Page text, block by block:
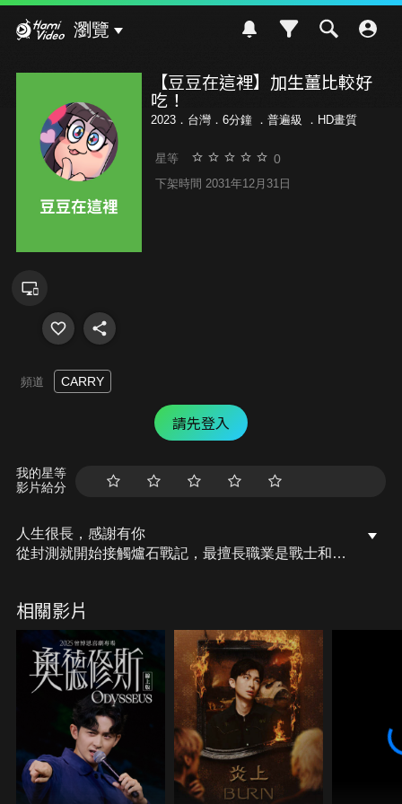
瀏覽
【豆豆在這裡】加生薑比較好
吃！
2023．台灣．6分鐘 ． 普遍級 ．HD畫質
星等 0
下架時間 2031年12月31日
頻道 CARRY
請先登入
我的星等
影片給分
人生很長，感謝有你
從封測就開始接觸爐石戰記，最擅長職業是戰士和牧
醒吧， 趁此良機，莫再猶豫，恭請蛇界至尊雙飛寶
典！ OSkomodo 還不一起加入蛇教跟著教主一起前
進!
相關影片